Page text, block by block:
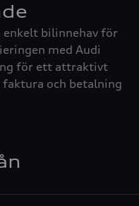
bilinnehav för
med Audi
för ett attraktivt
faktura och betalning